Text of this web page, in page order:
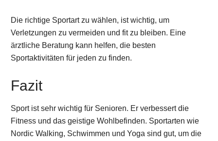
Die richtige Sportart zu wählen, ist wichtig, um
Verletzungen zu vermeiden und fit zu bleiben. Eine
ärztliche Beratung kann helfen, die besten
Sportaktivitäten für jeden zu finden.
Fazit
Sport ist sehr wichtig für Senioren. Er verbessert die
Fitness und das geistige Wohlbefinden. Sportarten wie
Nordic Walking, Schwimmen und Yoga sind gut, um die